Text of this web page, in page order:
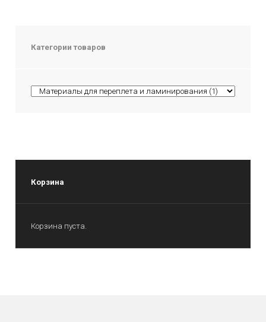
Категории товаров
Корзина
Корзина пуста.